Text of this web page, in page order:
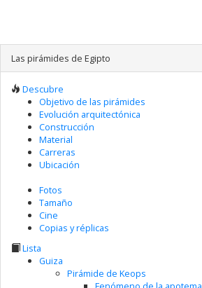
Las pirámides de Egipto
Descubre
Objetivo de las pirámides
Evolución arquitectónica
Construcción
Material
Carreras
Ubicación
Fotos
Tamaño
Cine
Copias y réplicas
Lista
Guiza
Pirámide de Keops